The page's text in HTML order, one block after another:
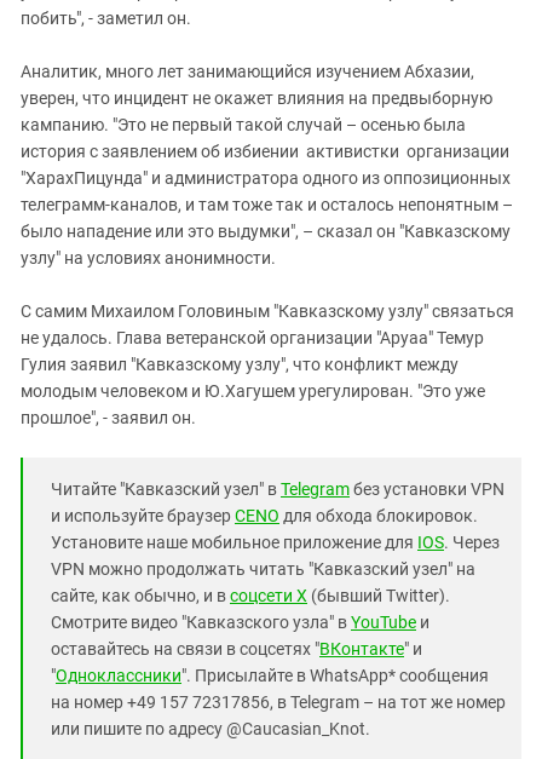
побить", - заметил он.
Аналитик, много лет занимающийся изучением Абхазии,
уверен, что инцидент не окажет влияния на предвыборную
кампанию. "Это не первый такой случай – осенью была
история с заявлением об избиении активистки организации
"ХарахПицунда" и администратора одного из оппозиционных
телеграмм-каналов, и там тоже так и осталось непонятным –
было нападение или это выдумки", – сказал он "Кавказскому
узлу" на условиях анонимности.
С самим Михаилом Головиным "Кавказскому узлу" связаться
не удалось. Глава ветеранской организации "Аруаа" Темур
Гулия заявил "Кавказскому узлу", что конфликт между
молодым человеком и Ю.Хагушем урегулирован. "Это уже
прошлое", - заявил он.
Читайте "Кавказский узел" вTelegramбез установки VPN
и используйте браузерCENO для обхода блокировок.
Установите наше мобильное приложение для IOS. Через
VPN можно продолжать читать "Кавказский узел" на
сайте, как обычно, и всоцсети X (бывший Twitter).
Смотрите видео "Кавказского узла" вYouTube и
оставайтесь на связи в соцсетях "ВКонтакте" и
"Одноклассники". Присылайте в WhatsApp* сообщения
на номер +49 157 72317856, в Telegram – на тот же номер
или пишите по адресу @Caucasian_Knot.